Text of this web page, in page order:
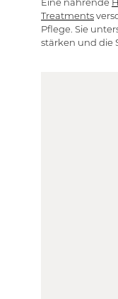
Treatments
Pflege. Sie
stärken und die